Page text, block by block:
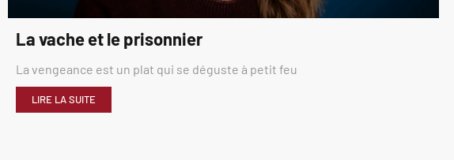
La vache et le prisonnier
La vengeance est un plat qui se déguste à petit feu
LIRE LA SUITE